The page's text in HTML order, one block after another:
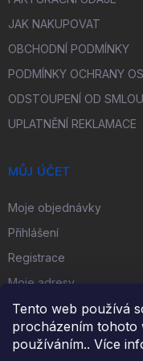
Tento web používá
procházením tohoto
používáním.. Více
JAK NAKUPOVAT
OBCHODNÍ PODMÍNKY
PODMÍNKY OCHRANY
ODSTOUPENÍ OD
UPLATNĚNÍ REKLAMACE
MŮJ ÚČET
Moje objednávky
Přihlášení
Registrace
Moje adresy
FACEBOOK